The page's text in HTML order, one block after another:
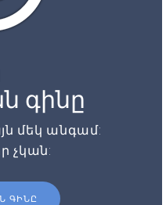
գինը
մեկ անգամ:
չկան:
ԳԻՆԸ